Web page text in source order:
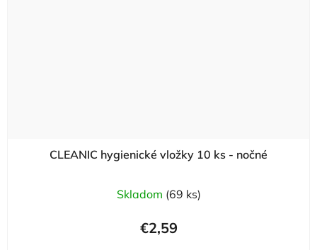
CLEANIC hygienické vložky 10 ks - nočné
Skladom (69 ks)
€2,59